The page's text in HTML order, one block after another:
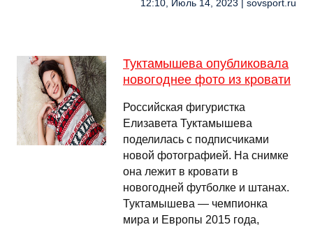
12:10, Июль 14, 2023 | sovsport.ru
Туктамышева опубликовала
новогоднее фото из кровати
Российская фигуристка
Елизавета Туктамышева
поделилась с подписчиками
новой фотографией. На снимке
она лежит в кровати в
новогодней футболке и штанах.
Туктамышева — чемпионка
мира и Европы 2015 года,